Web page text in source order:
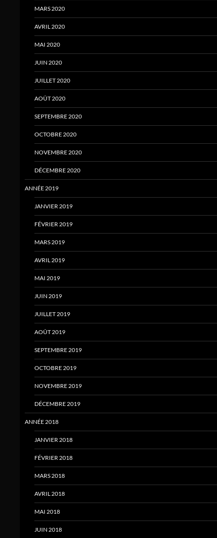
MARS 2020
AVRIL 2020
MAI 2020
JUIN 2020
JUILLET 2020
AOÛT 2020
SEPTEMBRE 2020
OCTOBRE 2020
NOVEMBRE 2020
DÉCEMBRE 2020
ANNÉE 2019
JANVIER 2019
FÉVRIER 2019
MARS 2019
AVRIL 2019
MAI 2019
JUIN 2019
JUILLET 2019
AOÛT 2019
SEPTEMBRE 2019
OCTOBRE 2019
NOVEMBRE 2019
DÉCEMBRE 2019
ANNÉE 2018
JANVIER 2018
FÉVRIER 2018
MARS 2018
AVRIL 2018
MAI 2018
JUIN 2018